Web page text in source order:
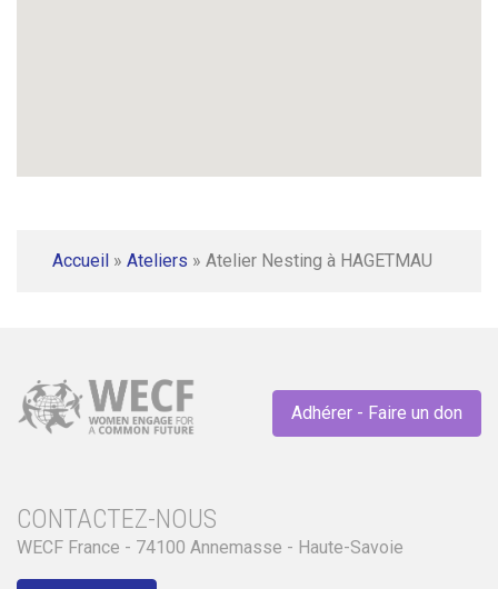
Accueil » Ateliers » Atelier Nesting à HAGETMAU
Adhérer - Faire un don
CONTACTEZ-NOUS
WECF France - 74100 Annemasse - Haute-Savoie